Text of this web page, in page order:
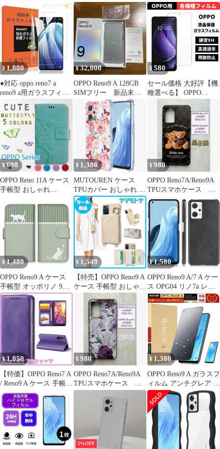
1424
透明 クリア ソフトケー
ス カバー TPU クリア
ケース 透明 無地 シン
プル 全面 クリア 衝撃
吸収 指紋防止 レノ オ
ッポ 薄型 軽量
ンホワイト DSDV
¥ 1,880
●対応 oppo reno7 a
reno9 a用ガラスフィル
ム【2枚セット】
¥32,000
OPPO Reno9 A 128GB
SIMフリー 新品未使
用 CPH2523
¥580
セール価格 大好評【機
種選べる】 OPPO
OPPO A5 5G Reno11A
A3 5G A79 5G OPPO
Reno 9A フィルム
Reno7A フィルム ガラ
スフィルム オッポ リノ
保護フィルム 光沢クリ
ア 9H
¥698
OPPO Reno 11A ケース
手帳型 おしゃれ
Reno9A Reno7A カバー
ピンク 赤 青 緑 紫 レザ
ー 革 送料無料 安い ス
マホケース
¥ 1,380
MUTOUREN ケース
TPUカバー おしゃれ 可
愛い 花柄 薄型 軽量 耐
衝撃 ワイヤレス充電対
応 スマホケース(A54,
OPPO Reno9 A / Reno7
A)
¥980
OPPO Reno7A/Reno9A
TPUスマホケース 可
愛い 黒格熊
¥ 1,480
OPPO Reno9 A ケース
手帳型 オッポリノ 9A
スマホケース 携帯ケー
ス 猫 ねこ ネコ ストラ
イプ かわいい おしゃれ
¥ 1,549
【特売】OPPO Reno9 A
ケース 手帳型 おしゃれ
おっぽ スマホ Reno7 A
ケース 肩掛け
opporeno9スマホケース
スマホケース
opporeno9a手帳型 調節
可能なショルダースト
ラップ 背面手帳型 耐衝
¥1,580
OPPO Reno9 A/7 A ケー
ス OPG04 リノ7a レザ
ー ハード ケース
【Color】 ブラック
¥1,850
【特価】OPPO Reno7 A
/ Reno9 A ケース 手帳型
oppo reno7a OPG04 手帳
ケース OPG04 au
A201OP CPH2353 SIM
フリー ワイモバイル ス
マホケース おっぽ り7
aケース オッポリノ9a
¥980
OPPO Reno7A/Reno9A
TPUスマホケース 可
愛い紫の花 フラワー
¥ 1,380
OPPO Reno9 A ガラスフ
ィルム アンチグレア 指
紋防止 OPPO リノ 9A
フィルム 全面保護 さら
さら マット 黒縁 オッ
ポ A301OP CPH2523 液
晶保護フィルム
RYECHER
5%OFF